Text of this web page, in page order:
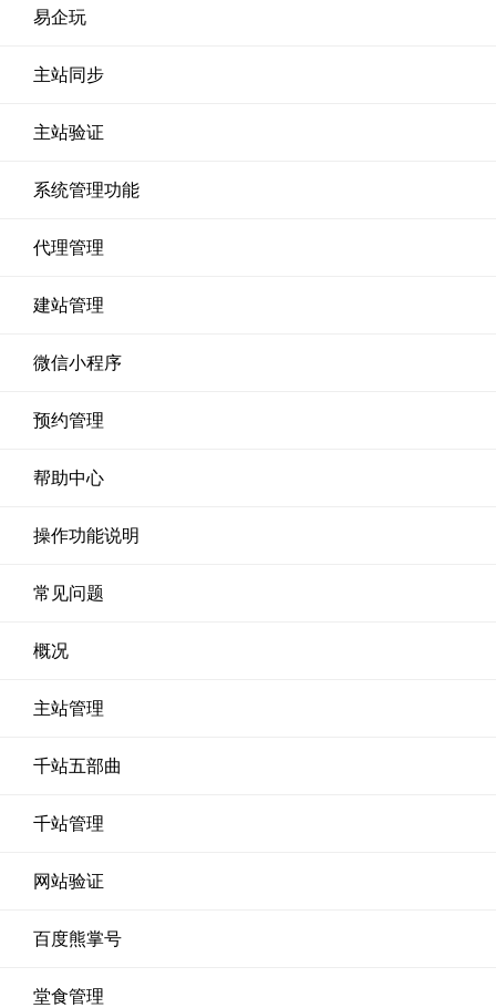
易企玩
主站同步
主站验证
系统管理功能
代理管理
建站管理
微信小程序
预约管理
帮助中心
操作功能说明
常见问题
概况
主站管理
千站五部曲
千站管理
网站验证
百度熊掌号
堂食管理